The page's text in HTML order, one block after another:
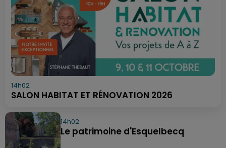
14h02
SALON HABITAT ET RÉNOVATION 2026
14h02
Le patrimoine d'Esquelbecq